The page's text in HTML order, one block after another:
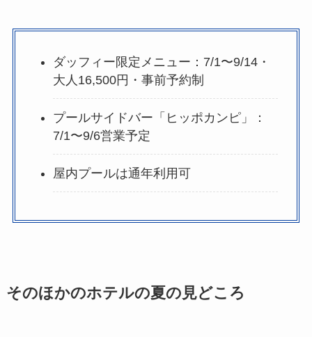
ダッフィー限定メニュー：7/1〜9/14・
大人16,500円・事前予約制
プールサイドバー「ヒッポカンピ」：
7/1〜9/6営業予定
屋内プールは通年利用可
そのほかのホテルの夏の見どころ